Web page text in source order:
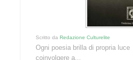
Scritto daRedazione Culturelite
Ogni poesia brilla di propria
coinvolgere a...